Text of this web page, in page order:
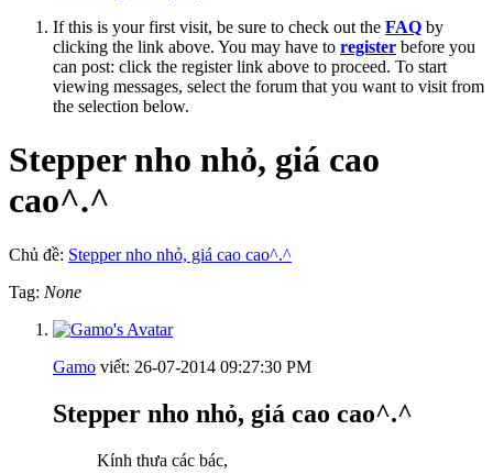
If this is your first visit, be sure to check out the FAQ by
clicking the link above. You may have to register before you
can post: click the register link above to proceed. To start
viewing messages, select the forum that you want to visit from
the selection below.
Stepper nho nhỏ, giá cao
cao^.^
Chủ đề: Stepper nho nhỏ, giá cao cao^.^
Tag: None
Gamo viết: 26-07-2014 09:27:30 PM
Stepper nho nhỏ, giá cao cao^.^
Kính thưa các bác,